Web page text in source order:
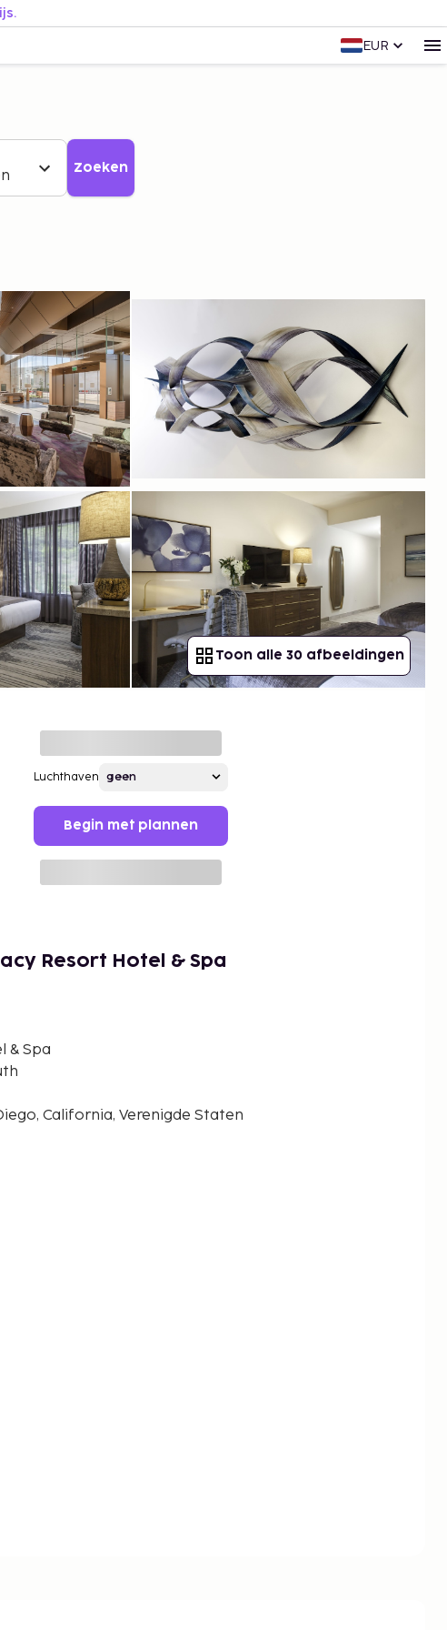
EUR
Zoeken
Toon alle 30 afbeeldingen
Luchthaven
Begin met plannen
Resort Hotel & Spa
& Spa
California, Verenigde Staten